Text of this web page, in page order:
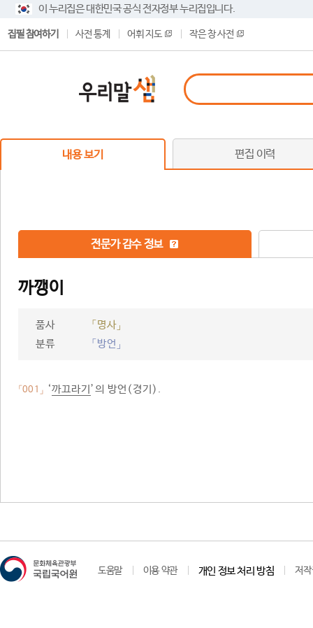
이 누리집은 대한민국 공식 전자정부 누리집입니다.
집필 참여하기 사전 통계 어휘 지도 작은 창 사전
내용 보기 편집 이력
전문가 감수 정보
까깽이
품사
「명사」
분류
「방언」
「001」 ‘까끄라기 ’의 방언(경기).
도움말 이용 약관 개인 정보 처리 방침 저